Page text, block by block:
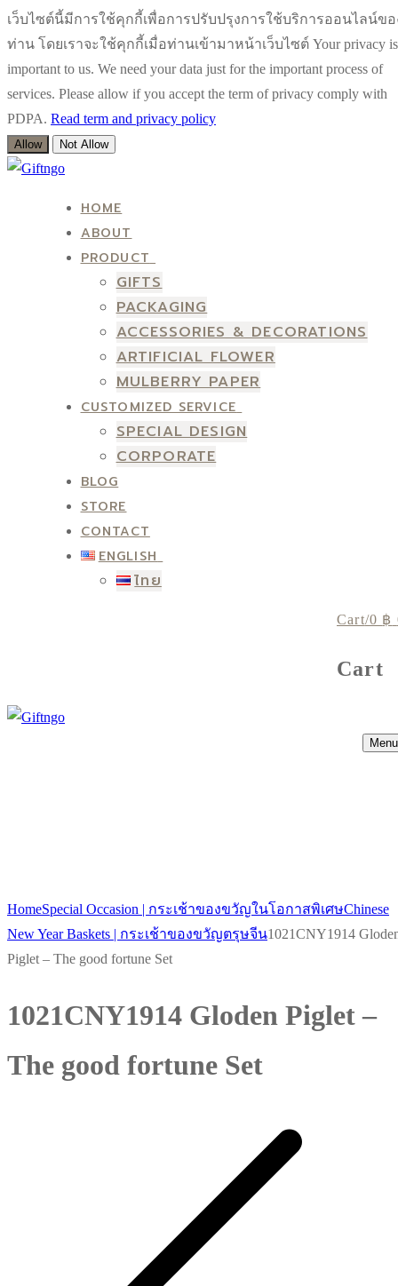
เว็บไซต์นี้มีการใช้คุกกี้เพื่อการปรับปรุงการใช้บริการออนไลน์ขอ
ท่าน โดยเราจะใช้คุกกี้เมื่อท่านเข้ามาหน้าเว็บไซต์ Your privacy is
important to us. We need your data just for the important process of
services. Please allow if you accept the term of privacy comply with
PDPA. Read term and privacy policy
Allow Not Allow
Skip
Menu
Close
HOME
ABOUT
PRODUCT
GIFTS
PACKAGING
ACCESSORIES & DECORATIONS
ARTIFICIAL FLOWER
MULBERRY PAPER
CUSTOMIZED SERVICE
SPECIAL DESIGN
CORPORATE
BLOG
STORE
CONTACT
ENGLISH
ไทย
Cart/0 ฿
Cart
Menu
HomeSpecial Occasion | กระเช้าของขวัญในโอกาสพิเศษChinese
New Year Baskets | กระเช้าของขวัญตรุษจีน1021CNY1914
Piglet – The good fortune Set
1021CNY1914 Gloden Piglet –
The good fortune Set